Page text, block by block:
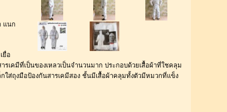
แนก
ยื่อ
เคมีที่เป็นของเหลวเป็นจำนวนมาก ประกอบด้วยเสื้อผ้าที่ใชคลุม
ใส่ถุงมือป้องกันสารเคมีสอง ชั้นมีเสื้อผ้าคลุมทั้งตัวมีหมวกที่แข็ง